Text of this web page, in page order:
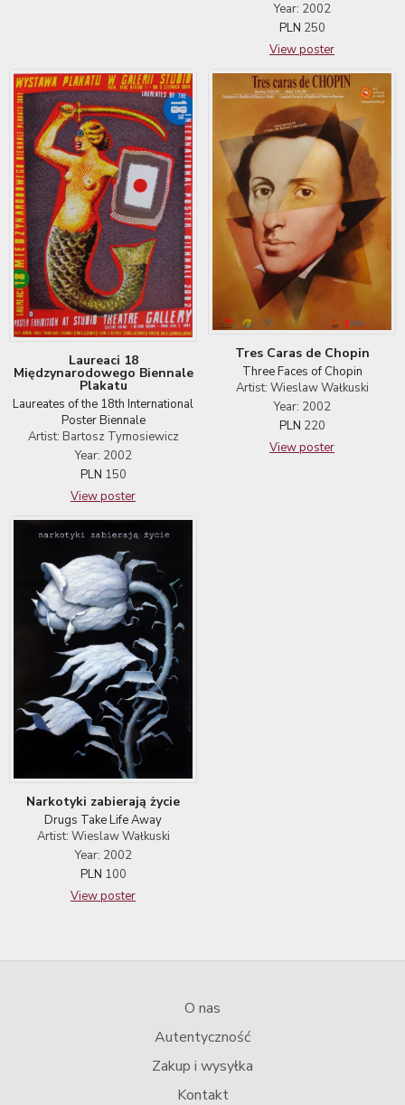
Year: 2002
PLN 250
View poster
Laureaci 18
Międzynarodowego Biennale
Plakatu
Laureates of the 18th International
Poster Biennale
Artist: Bartosz Tymosiewicz
Year: 2002
PLN 150
View poster
Tres Caras de Chopin
Three Faces of Chopin
Artist: Wieslaw Wałkuski
Year: 2002
PLN 220
View poster
Narkotyki zabierają życie
Drugs Take Life Away
Artist: Wieslaw Wałkuski
Year: 2002
PLN 100
View poster
O nas
Autentyczność
Zakup i wysyłka
Kontakt